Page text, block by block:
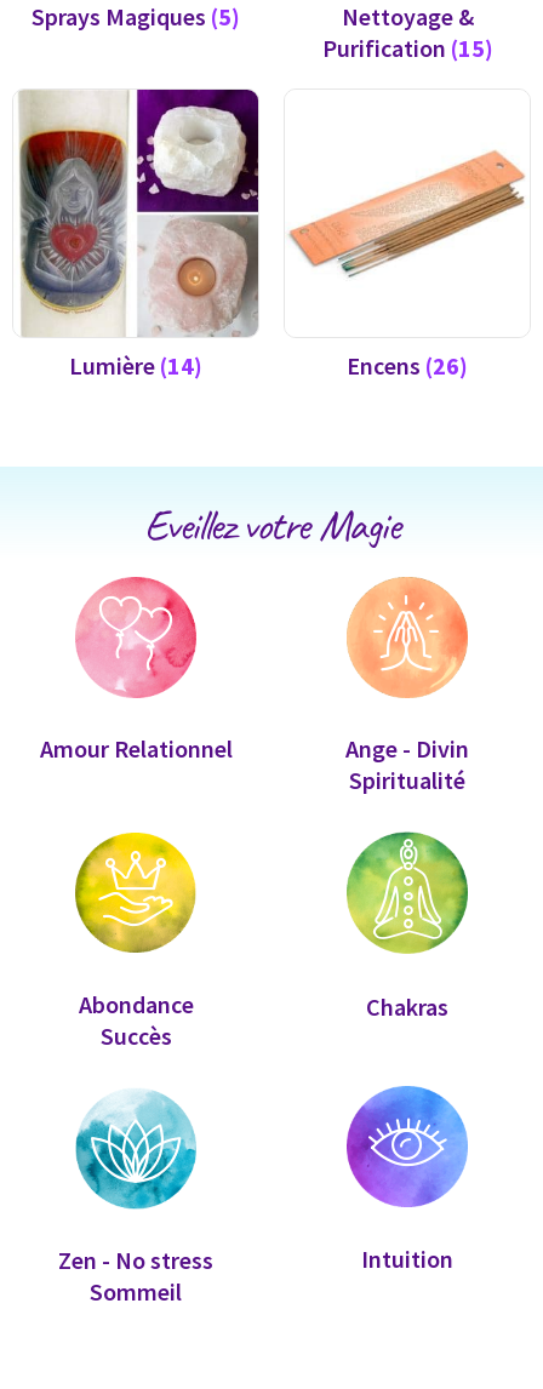
Sprays Magiques (5)
Nettoyage &
Purification (15)
Lumière (14) Encens (26)
Eveillez votre Magie
Amour Relationnel
Ange - Divin
Spiritualité
Abondance
Succès
Chakras
Zen - No stress
Sommeil
Intuition